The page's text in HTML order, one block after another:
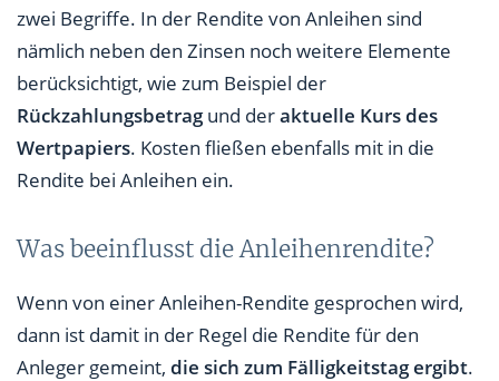
zwei Begriffe. In der Rendite von Anleihen sind
nämlich neben den Zinsen noch weitere Elemente
berücksichtigt, wie zum Beispiel der
Rückzahlungsbetragund deraktuelle Kurs des
Wertpapiers. Kosten fließen ebenfalls mit in die
Rendite bei Anleihen ein.
Was beeinflusst die Anleihenrendite?
Wenn von einer Anleihen-Rendite gesprochen wird,
dann ist damit in der Regel die Rendite für den
Anleger gemeint, die sich zum Fälligkeitstag ergibt.